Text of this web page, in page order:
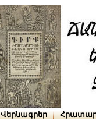
Վերնագրեր